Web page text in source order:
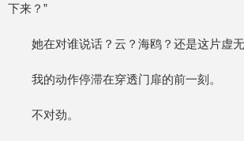
下来？”
她在对谁说话？云？海鸥？还是这片虚无
我的动作停滞在穿透门扉的前一刻。
不对劲。